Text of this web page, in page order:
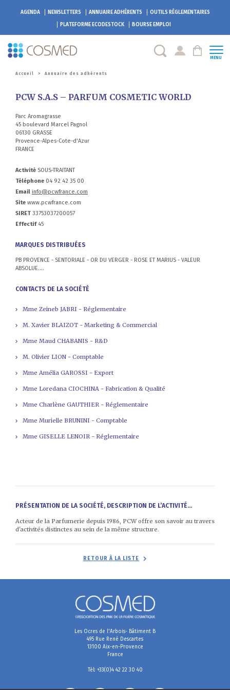
AGENDA NEWSLETTERS ANNUAIRE ADHÉRENTS
OUTILS RÉGLEMENTAIRES
PLATEFORMEECODESTOCK BOURSE EMPLOI
MENU
Accueil > Annuaire des adhérents
PCW S.A.S – PARFUM COSMETIC WORLD
Parc Aromagrasse
45 boulevard Marcel Pagnol
06130 GRASSE
Provence-Alpes-Cote-d'Azur
FRANCE
Activité SOUS-TRAITANT
Téléphone 04 92 42 35 00
Email info@pcwfrance.com
Site www.pcwfrance.com
SIRET 33753037200057
Effectif45
MARQUES DISTRIBUÉES
PB PROVENCE - SENTORIALE - OR DU VERGER - ROSE ET MARIUS - VALEUR
ABSOLUE....
CONTACTS DE LA SOCIÉTÉ
Mme Zeineb JABRI - Réglementaire
M. Xavier BLAIZOT - Marketing & Commercial
Mme Maud CHABANIS - R&D
M. Olivier LION - Comptable
Mme Amélia GAROSSI - Export
Mme Loredana CIOCHINA - Fabrication & Qualité
Mme Charlène GAUTHIER - Réglementaire
Mme Murielle BRUNINI - Comptable
Mme GISELLE LENOIR - Réglementaire
PRÉSENTATION DE LA SOCIÉTÉ, DESCRIPTION DE L’ACTIVITÉ...
Acteur de la Parfumerie depuis 1986, PCW offre son savoir au travers
d'activités distinctes au sein de la même structure.
RETOUR À LA LISTE
Les Ocres de l'Arbois- Bâtiment B
495 Rue René Descartes
13100 Aix-en-Provence
France
Tél: +33(0)4 42 22 30 40